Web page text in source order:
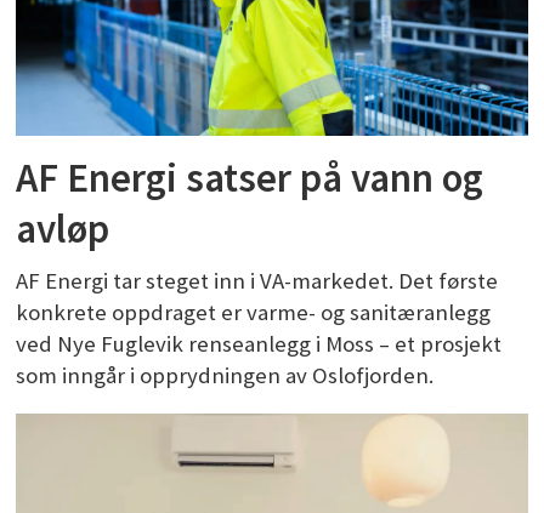
AF Energi satser på vann og
avløp
AF Energi tar steget inn i VA-markedet. Det første
konkrete oppdraget er varme- og sanitæranlegg
ved Nye Fuglevik renseanlegg i Moss – et prosjekt
som inngår i opprydningen av Oslofjorden.